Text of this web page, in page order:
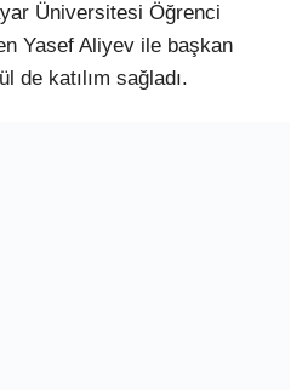
Üniversitesi Öğrenci
Yasef Aliyev ile başkan
de katılım sağladı.